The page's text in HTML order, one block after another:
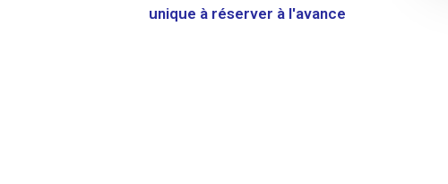
unique à réserver à l'avance